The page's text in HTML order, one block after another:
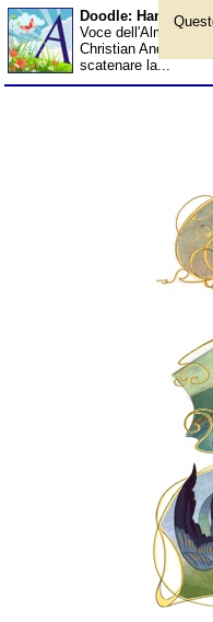
Doodle: Hans
Voce
Christian Andersen
scatenare la...